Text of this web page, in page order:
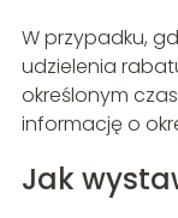
W przypadku,
udzielenia
określonym
informację o
Jak